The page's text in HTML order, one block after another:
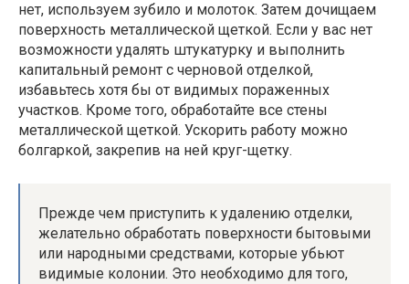
нет, используем зубило и молоток. Затем дочищаем
поверхность металлической щеткой. Если у вас нет
возможности удалять штукатурку и выполнить
капитальный ремонт с черновой отделкой,
избавьтесь хотя бы от видимых пораженных
участков. Кроме того, обработайте все стены
металлической щеткой. Ускорить работу можно
болгаркой, закрепив на ней круг-щетку.
Прежде чем приступить к удалению отделки,
желательно обработать поверхности бытовыми
или народными средствами, которые убьют
видимые колонии. Это необходимо для того,